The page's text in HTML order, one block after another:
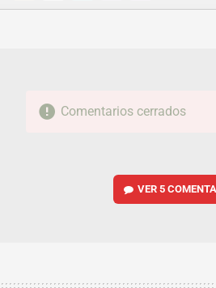
FACEBOOKTWITTERFLIPBOARD
E-
WHATSAPP
Comentarios cerrados
VER5